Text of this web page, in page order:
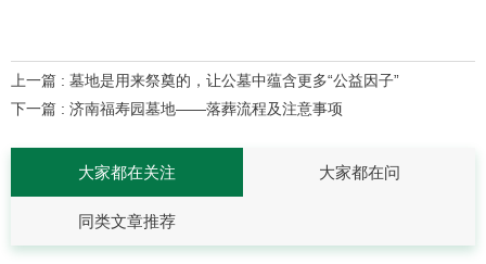
上一篇 : 墓地是用来祭奠的，让公墓中蕴含更多“公益因子”
下一篇 : 济南福寿园墓地——落葬流程及注意事项
大家都在关注 大家都在问
同类文章推荐